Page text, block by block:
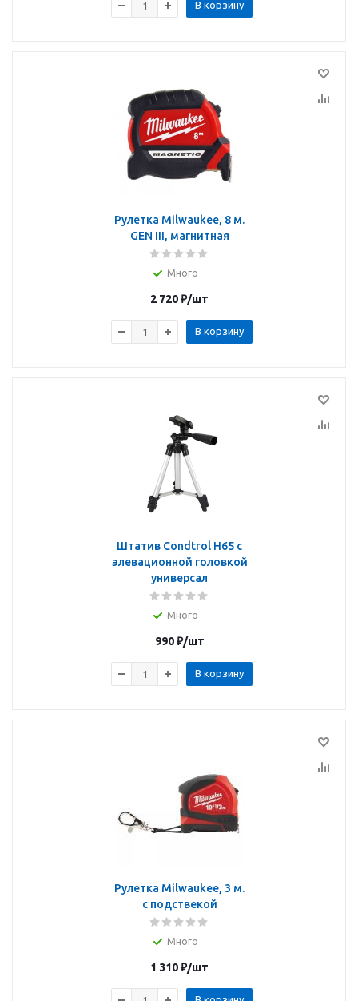
В корзину
Рулетка Milwaukee, 8 м.
GEN III, магнитная
Много
2 720₽/шт
В корзину
Штатив Condtrol H65 с
элевационной головкой
универсал
Много
990₽/шт
В корзину
Рулетка Milwaukee, 3 м.
с подствекой
Много
1 310₽/шт